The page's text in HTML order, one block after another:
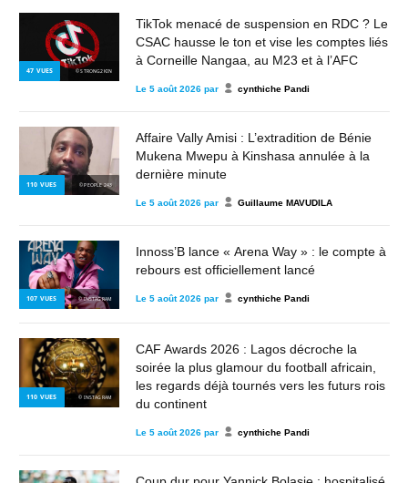
47 VUES © STRONG2KIN
TikTok menacé de suspension en RDC ? Le
CSAC hausse le ton et vise les comptes liés
à Corneille Nangaa, au M23 et à l’AFC
Le 5 août 2026 par cynthiche Pandi
110 VUES © PEOPLE 243
Affaire Vally Amisi : L’extradition de Bénie
Mukena Mwepu à Kinshasa annulée à la
dernière minute
Le 5 août 2026 par Guillaume MAVUDILA
107 VUES © INSTAGRAM
Innoss’B lance « Arena Way » : le compte à
rebours est officiellement lancé
Le 5 août 2026 par cynthiche Pandi
110 VUES © INSTAGRAM
CAF Awards 2026 : Lagos décroche la
soirée la plus glamour du football africain,
les regards déjà tournés vers les futurs rois
du continent
Le 5 août 2026 par cynthiche Pandi